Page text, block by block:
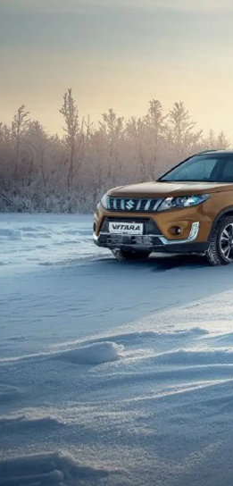
НА СЕРВИС
SUZUKI НА КОМИССИЮ
КАБИНЕТ МОЙ MAJOR
ЗАПИСЬ